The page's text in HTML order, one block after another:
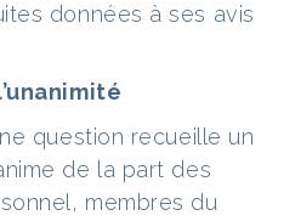
données à ses avis
question recueille un
de la part des
membres du